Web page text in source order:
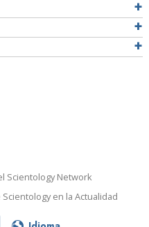
Scientology Network
en la Actualidad